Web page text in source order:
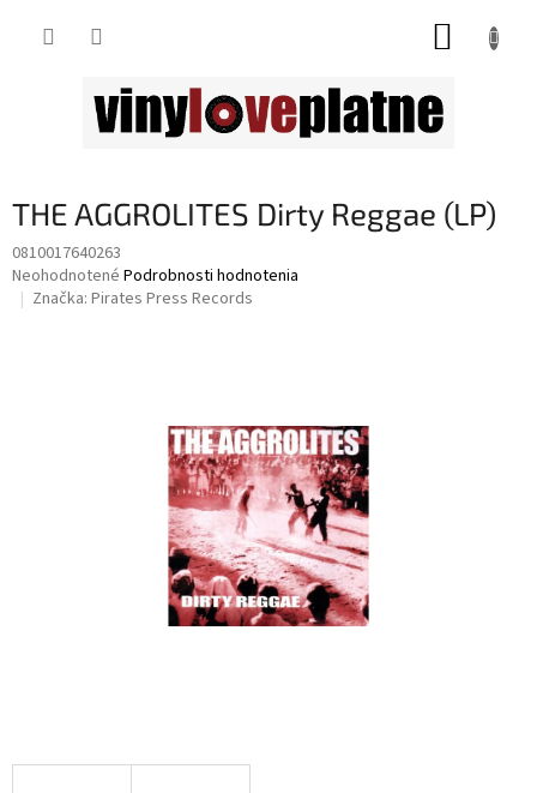
THE AGGROLITES Dirty Reggae (LP)
0810017640263
Priemerné
hodnotenie
Neohodnotené Podrobnosti hodnotenia
Značka: Pirates Press Records